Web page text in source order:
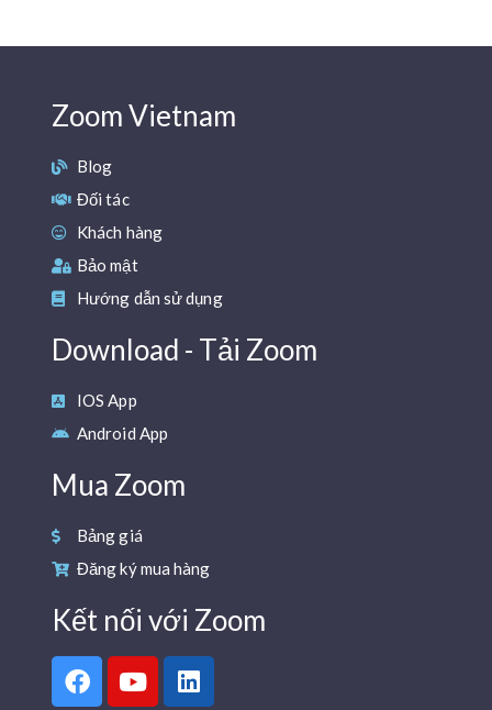
Zoom Vietnam
Blog
Đối tác
Khách hàng
Bảo mật
Hướng dẫn sử dụng
Download - Tải Zoom
IOS App
Android App
Mua Zoom
Bảng giá
Đăng ký mua hàng
Kết nối với Zoom